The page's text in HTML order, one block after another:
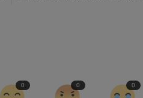
0 0 0